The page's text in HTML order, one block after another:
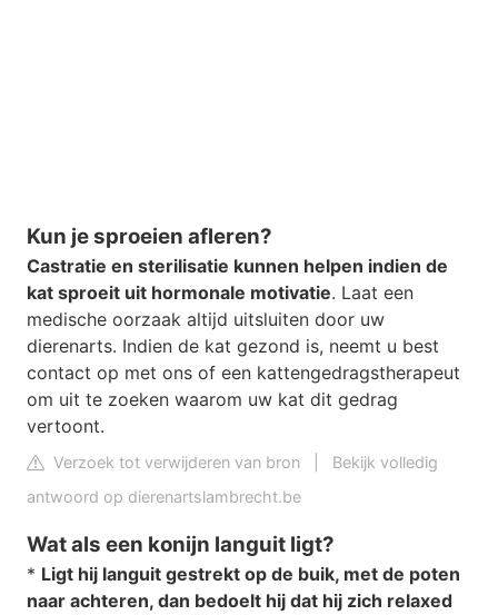
Kun je sproeien afleren?
Castratie en sterilisatie kunnen helpen indien de
kat sproeit uit hormonale motivatie. Laat een
medische oorzaak altijd uitsluiten door uw
dierenarts. Indien de kat gezond is, neemt u best
contact op met ons of een kattengedragstherapeut
om uit te zoeken waarom uw kat dit gedrag
vertoont.
Verzoek tot verwijderen van bron
Bekijk volledig
antwoord op dierenartslambrecht.be
Wat als een konijn languit ligt?
* Ligt hij languit gestrekt op de buik, met de poten
naar achteren, dan bedoelt hij dat hij zich relaxed